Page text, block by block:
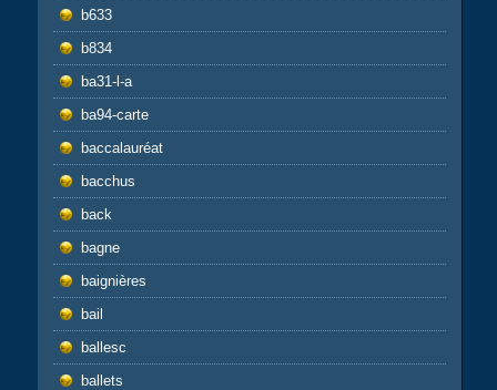
b633
b834
ba31-l-a
ba94-carte
baccalauréat
bacchus
back
bagne
baignières
bail
ballesc
ballets